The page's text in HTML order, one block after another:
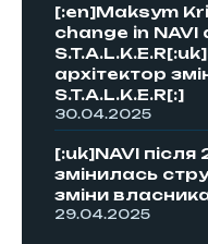
[:en]Maksym
change in
архітектор
S.T.A.L.K.E.R[:]
30.04.2025
[:uk]NAVI після
змінилась
зміни
29.04.2025